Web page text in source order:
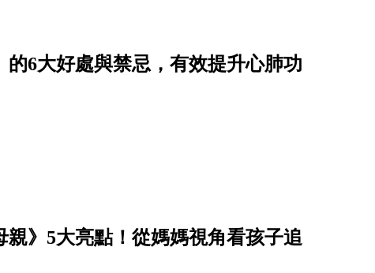
6大好處與禁忌，有效提升心肺功
》5大亮點！從媽媽視角看孩子追